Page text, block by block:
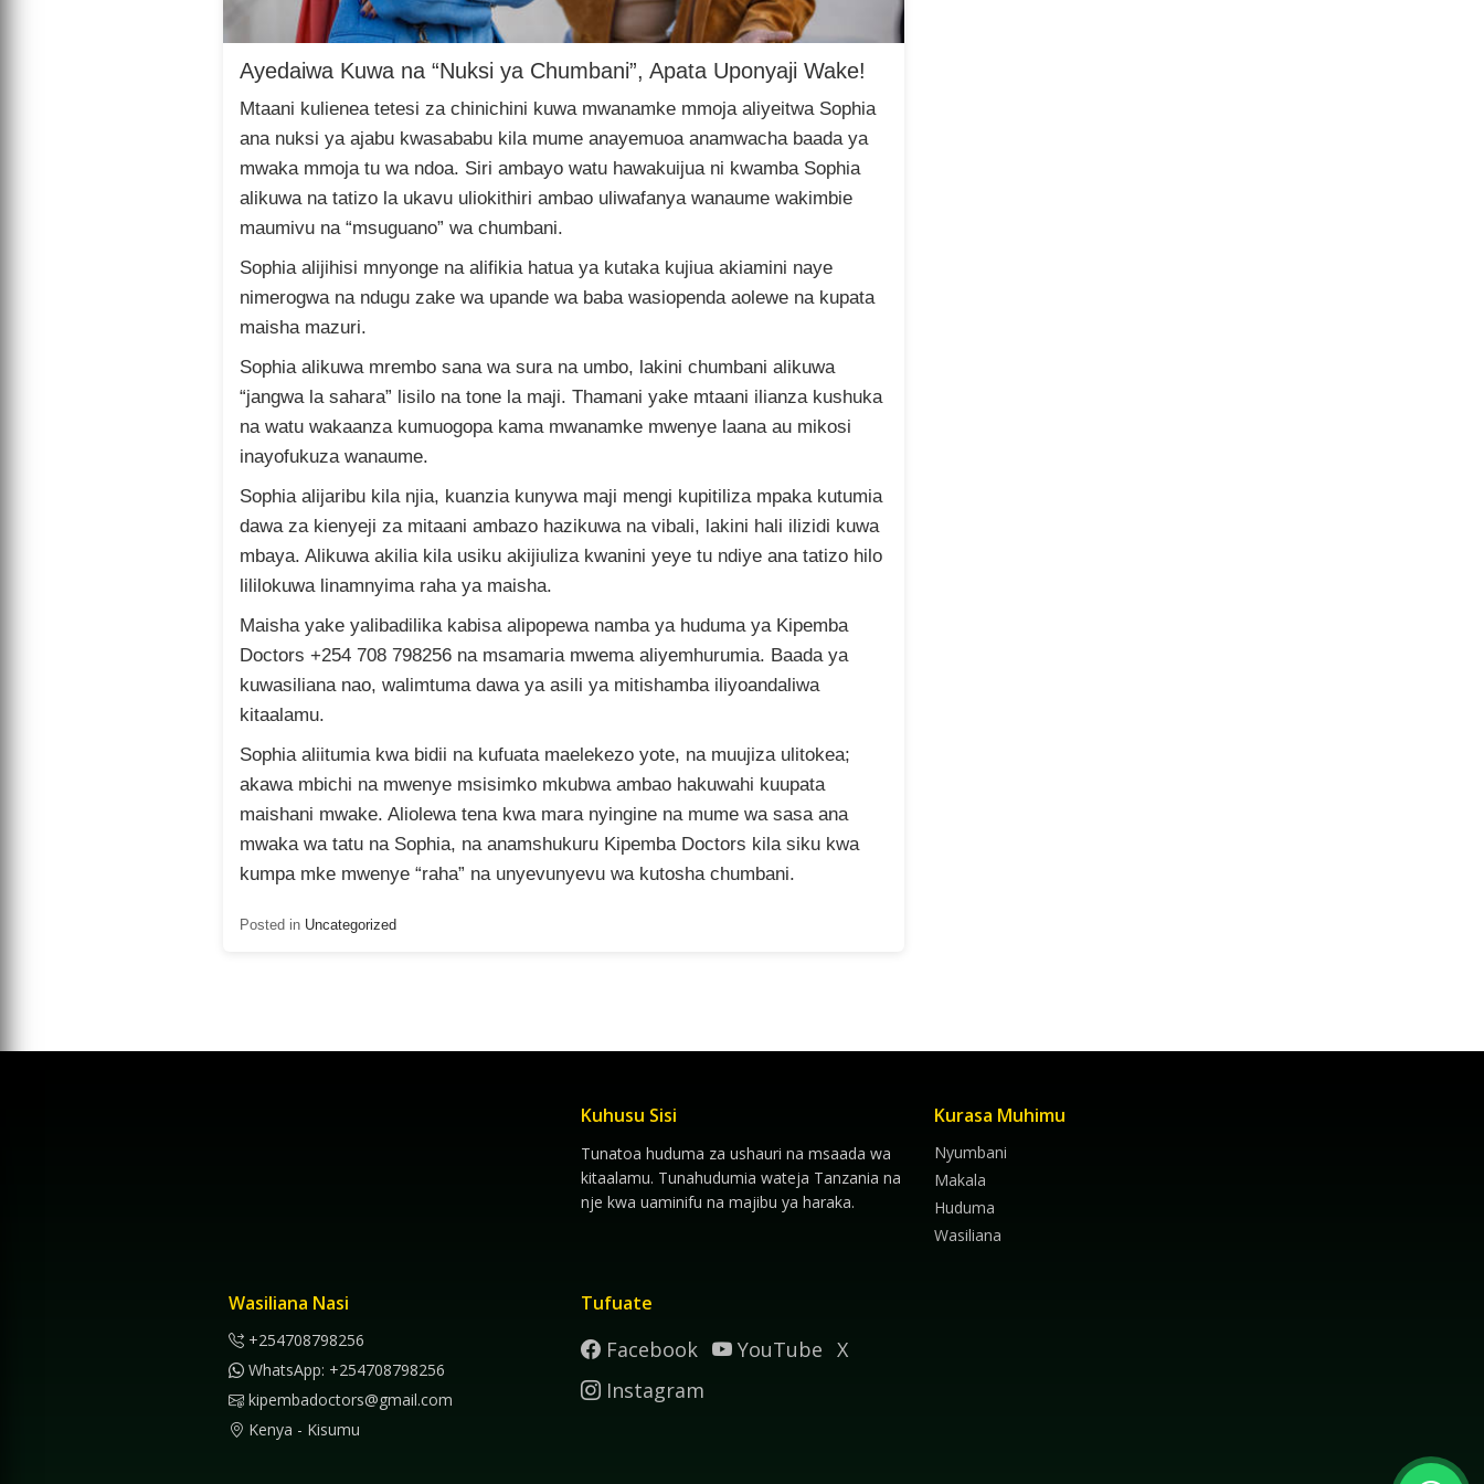
Ayedaiwa Kuwa na “Nuksi ya Chumbani”, Apata Uponyaji Wake!
Mtaani kulienea tetesi za chinichini kuwa mwanamke mmoja aliyeitwa Sophia
ana nuksi ya ajabu kwasababu kila mume anayemuoa anamwacha baada ya
mwaka mmoja tu wa ndoa. Siri ambayo watu hawakuijua ni kwamba Sophia
alikuwa na tatizo la ukavu uliokithiri ambao uliwafanya wanaume wakimbie
maumivu na “msuguano” wa chumbani.
Sophia alijihisi mnyonge na alifikia hatua ya kutaka kujiua akiamini naye
nimerogwa na ndugu zake wa upande wa baba wasiopenda aolewe na kupata
maisha mazuri.
Sophia alikuwa mrembo sana wa sura na umbo, lakini chumbani alikuwa
“jangwa la sahara” lisilo na tone la maji. Thamani yake mtaani ilianza kushuka
na watu wakaanza kumuogopa kama mwanamke mwenye laana au mikosi
inayofukuza wanaume.
Sophia alijaribu kila njia, kuanzia kunywa maji mengi kupitiliza mpaka kutumia
dawa za kienyeji za mitaani ambazo hazikuwa na vibali, lakini hali ilizidi kuwa
mbaya. Alikuwa akilia kila usiku akijiuliza kwanini yeye tu ndiye ana tatizo hilo
lililokuwa linamnyima raha ya maisha.
Maisha yake yalibadilika kabisa alipopewa namba ya huduma ya Kipemba
Doctors +254 708 798256 na msamaria mwema aliyemhurumia. Baada ya
kuwasiliana nao, walimtuma dawa ya asili ya mitishamba iliyoandaliwa
kitaalamu.
Sophia aliitumia kwa bidii na kufuata maelekezo yote, na muujiza ulitokea;
akawa mbichi na mwenye msisimko mkubwa ambao hakuwahi kuupata
maishani mwake. Aliolewa tena kwa mara nyingine na mume wa sasa ana
mwaka wa tatu na Sophia, na anamshukuru Kipemba Doctors kila siku kwa
kumpa mke mwenye “raha” na unyevunyevu wa kutosha chumbani.
Posted in Uncategorized
Kuhusu Sisi
Tunatoa huduma za ushauri na msaada wa
kitaalamu. Tunahudumia wateja Tanzania na
nje kwa uaminifu na majibu ya haraka.
Kurasa Muhimu
Nyumbani
Makala
Huduma
Wasiliana
Wasiliana Nasi
+254708798256
WhatsApp: +254708798256
kipembadoctors@gmail.com
Kenya - Kisumu
Tufuate
Facebook YouTube X
Instagram